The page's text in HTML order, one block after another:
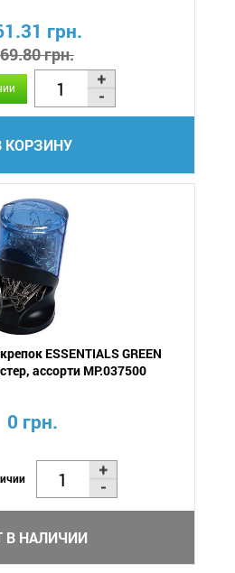
грн.
грн.
КОРЗИНУ
ESSENTIALS GREEN
ассорти MP.037500
0 грн.
В НАЛИЧИИ